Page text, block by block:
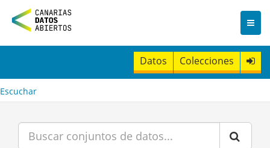
n
t
Datos Colecciones
Escuchar